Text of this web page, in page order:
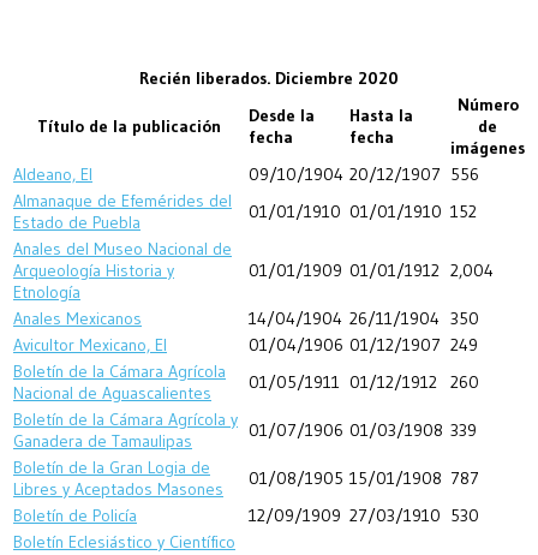
Recién liberados. Diciembre 2020
Título de la publicación
Desde la
fecha
Hasta la
fecha
Número
de
imágenes
Aldeano, El
09/10/1904 20/12/1907 556
Almanaque de Efemérides del
Estado de Puebla
01/01/1910 01/01/1910 152
Anales del Museo Nacional de
Arqueología Historia y
Etnología
01/01/1909 01/01/1912 2,004
Anales Mexicanos 14/04/1904 26/11/1904 350
Avicultor Mexicano, El
01/04/1906 01/12/1907 249
Boletín de la Cámara Agrícola
Nacional de Aguascalientes
01/05/1911 01/12/1912
260
Boletín de la Cámara Agrícola y
Ganadera de Tamaulipas
01/07/1906 01/03/1908 339
Boletín de la Gran Logia de
Libres y Aceptados Masones
01/08/1905 15/01/1908 787
Boletín de Policía
12/09/1909 27/03/1910 530
Boletín Eclesiástico y Científico